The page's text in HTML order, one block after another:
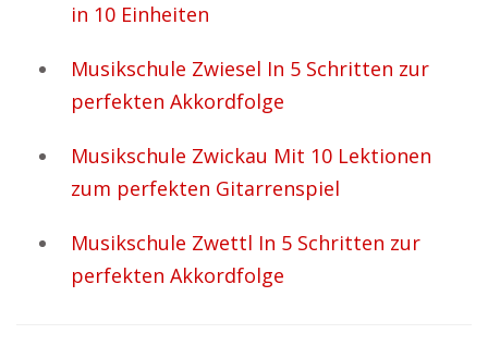
in 10 Einheiten
Musikschule Zwiesel In 5 Schritten zur
perfekten Akkordfolge
Musikschule Zwickau Mit 10 Lektionen
zum perfekten Gitarrenspiel
Musikschule Zwettl In 5 Schritten zur
perfekten Akkordfolge